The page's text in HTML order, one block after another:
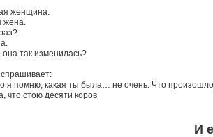
женщина.
жена.
так изменилась?
я помню, какая ты была… не очень. Что
что стою десяти коров
И